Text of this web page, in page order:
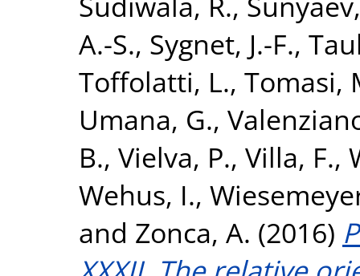
A.-S., Sygnet, J.-F.,
Toffolatti, L., Tomasi,
Umana, G.,
B., Vielva, P., Villa, F.,
Wehus, I.,
and Zonca, A. (2016)